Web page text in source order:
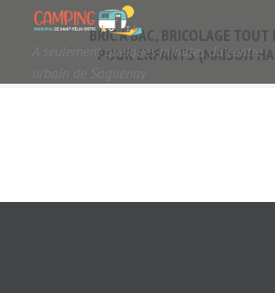
A seulement quelques minutes du centre
urbain de Saguenay
BRIC A BAC, BRICOLAGE
POUR ENFANTS (MAISON